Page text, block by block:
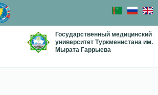
Государственный медицинский
университет Туркменистана им.
Мырата Гаррыева